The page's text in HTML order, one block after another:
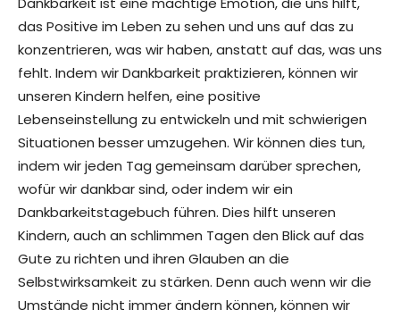
das Positive im Leben zu sehen und uns auf das zu
konzentrieren, was wir haben, anstatt auf das, was uns
fehlt. Indem wir Dankbarkeit praktizieren, können wir
unseren Kindern helfen, eine positive
Lebenseinstellung zu entwickeln und mit schwierigen
Situationen besser umzugehen. Wir können dies tun,
indem wir jeden Tag gemeinsam darüber sprechen,
wofür wir dankbar sind, oder indem wir ein
Dankbarkeitstagebuch führen. Dies hilft unseren
Kindern, auch an schlimmen Tagen den Blick auf das
Gute zu richten und ihren Glauben an die
Selbstwirksamkeit zu stärken. Denn auch wenn wir die
Umstände nicht immer ändern können, können wir